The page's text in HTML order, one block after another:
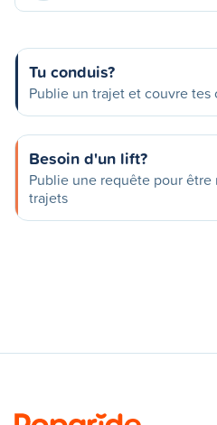
Tu conduis?
Publie un trajet et couvre
Besoin d'un lift?
Publie une requête pour
trajets